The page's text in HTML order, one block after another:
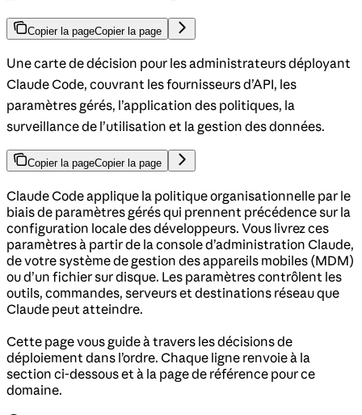
Copier la pageCopier la page
Une carte de décision pour les administrateurs déployant
Claude Code, couvrant les fournisseurs d’API, les
paramètres gérés, l’application des politiques, la
surveillance de l’utilisation et la gestion des données.
Copier la pageCopier la page
Claude Code applique la politique organisationnelle par le
biais de paramètres gérés qui prennent précédence sur la
configuration locale des développeurs. Vous livrez ces
paramètres à partir de la console d’administration Claude,
de votre système de gestion des appareils mobiles (MDM)
ou d’un fichier sur disque. Les paramètres contrôlent les
outils, commandes, serveurs et destinations réseau que
Claude peut atteindre.
Cette page vous guide à travers les décisions de
déploiement dans l’ordre. Chaque ligne renvoie à la
section ci-dessous et à la page de référence pour ce
domaine.